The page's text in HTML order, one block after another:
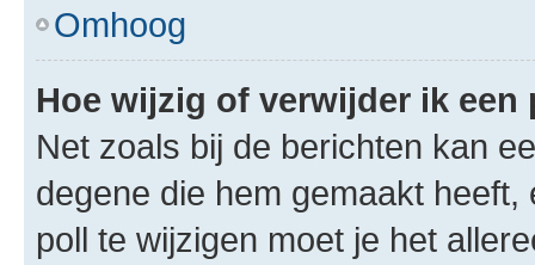
Omhoog
Hoe wijzig of verwijder ik een
Net zoals bij de berichten kan
degene die hem gemaakt
poll te wijzigen moet je het